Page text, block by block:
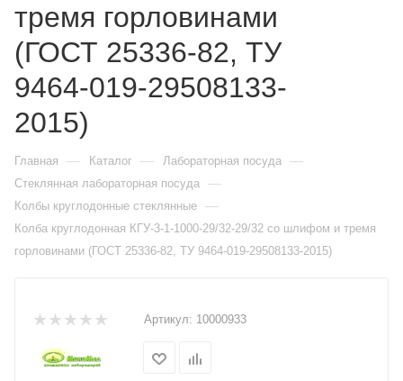
тремя горловинами
(ГОСТ 25336-82, ТУ
9464-019-29508133-
2015)
Главная — Каталог — Лабораторная посуда —
Стеклянная лабораторная посуда —
Колбы круглодонные стеклянные —
Колба круглодонная КГУ-3-1-1000-29/32-29/32 со шлифом и тремя
горловинами (ГОСТ 25336-82, ТУ 9464-019-29508133-2015)
Артикул: 10000933